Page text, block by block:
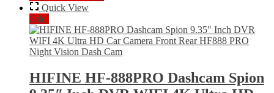
Quick View
Sale!
HIFINE HF-888PRO Dashcam Spion